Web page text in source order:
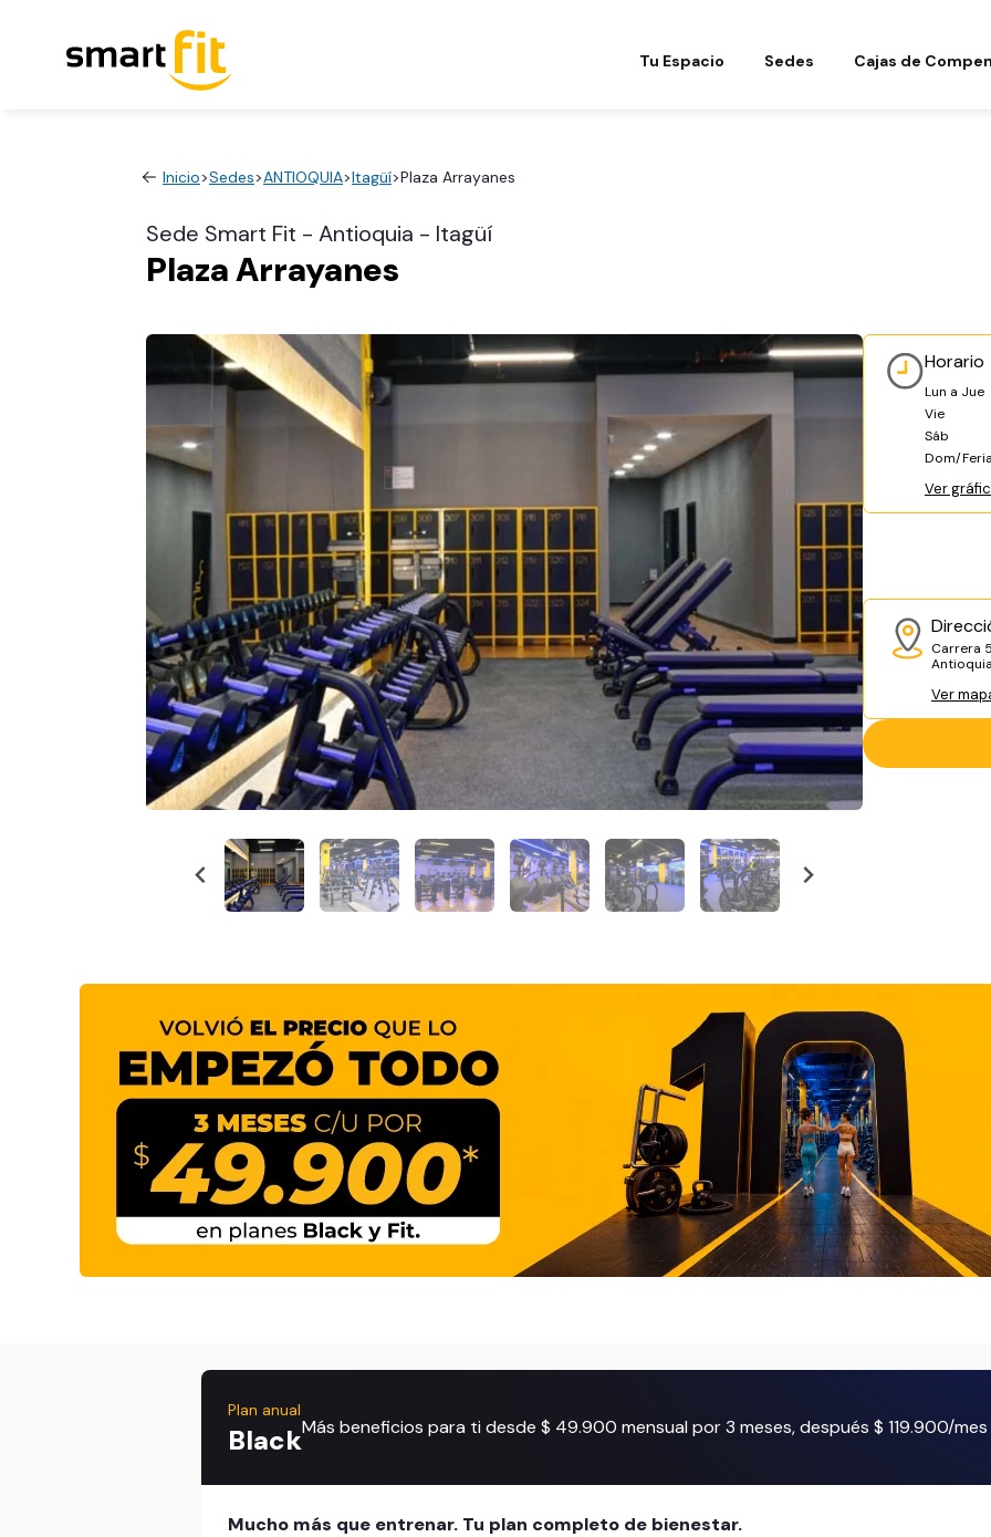
Tu Espacio Sedes Cajas de
Inicio>Sedes>ANTIOQUIA>Itagüí>Plaza Arrayanes
Sede Smart Fit - Antioquia - Itagüí
Plaza Arrayanes
Horario
Lun a Jue
Vie
Sáb
Dom/
Ver
Carrera
Ver
Plan anual
BlackMás beneficios para ti desde $ 49.900 mensual por 3 meses, después $ 119.900/mes
Mucho más que entrenar. Tu plan completo de bienestar.